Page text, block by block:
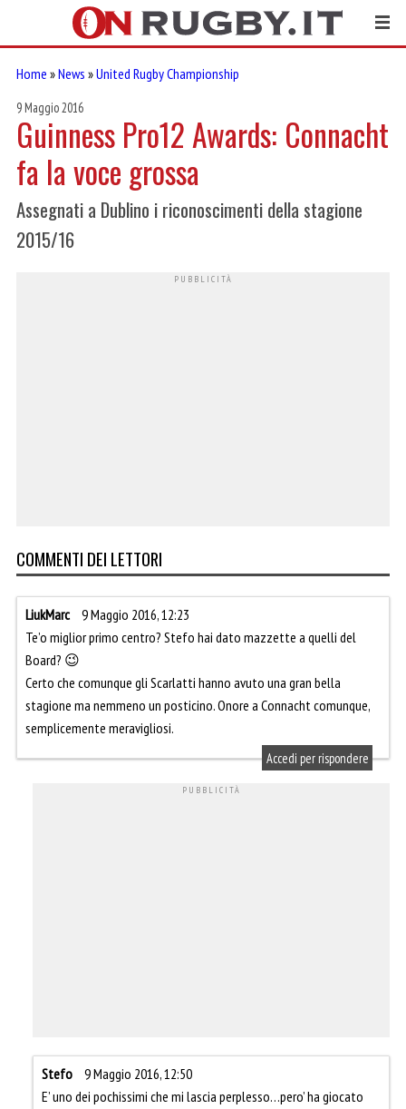
Home »News »United Rugby Championship
9 Maggio 2016
Guinness Pro12 Awards: Connacht
fa la voce grossa
Assegnati a Dublino i riconoscimenti della stagione
2015/16
COMMENTI DEI LETTORI
LiukMarc
9 Maggio 2016, 12:23
Te’o miglior primo centro? Stefo hai dato mazzette a quelli del
Board? 😉
Certo che comunque gli Scarlatti hanno avuto una gran bella
stagione ma nemmeno un posticino. Onore a Connacht comunque,
semplicemente meravigliosi.
Accedi per rispondere
Stefo
9 Maggio 2016, 12:50
E’ uno dei pochissimi che mi lascia perplesso…pero’ ha giocato